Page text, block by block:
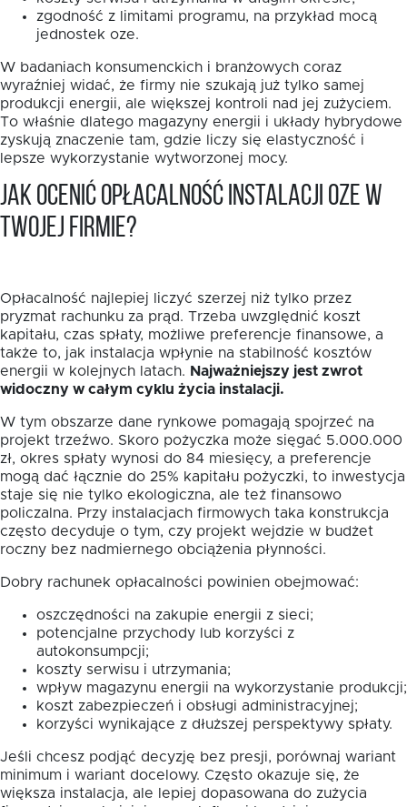
zgodność z limitami programu, na przykład mocą
jednostek oze.
W badaniach konsumenckich i branżowych coraz
wyraźniej widać, że firmy nie szukają już tylko samej
produkcji energii, ale większej kontroli nad jej zużyciem.
To właśnie dlatego magazyny energii i układy hybrydowe
zyskują znaczenie tam, gdzie liczy się elastyczność i
lepsze wykorzystanie wytworzonej mocy.
Jak ocenić opłacalność instalacji OZE w
Twojej firmie?
Opłacalność najlepiej liczyć szerzej niż tylko przez
pryzmat rachunku za prąd. Trzeba uwzględnić koszt
kapitału, czas spłaty, możliwe preferencje finansowe, a
także to, jak instalacja wpłynie na stabilność kosztów
energii w kolejnych latach. Najważniejszy jest zwrot
widoczny w całym cyklu życia instalacji.
W tym obszarze dane rynkowe pomagają spojrzeć na
projekt trzeźwo. Skoro pożyczka może sięgać 5.000.000
zł, okres spłaty wynosi do 84 miesięcy, a preferencje
mogą dać łącznie do 25% kapitału pożyczki, to inwestycja
staje się nie tylko ekologiczna, ale też finansowo
policzalna. Przy instalacjach firmowych taka konstrukcja
często decyduje o tym, czy projekt wejdzie w budżet
roczny bez nadmiernego obciążenia płynności.
Dobry rachunek opłacalności powinien obejmować:
oszczędności na zakupie energii z sieci;
potencjalne przychody lub korzyści z
autokonsumpcji;
koszty serwisu i utrzymania;
wpływ magazynu energii na wykorzystanie produkcji;
koszt zabezpieczeń i obsługi administracyjnej;
korzyści wynikające z dłuższej perspektywy spłaty.
Jeśli chcesz podjąć decyzję bez presji, porównaj wariant
minimum i wariant docelowy. Często okazuje się, że
większa instalacja, ale lepiej dopasowana do zużycia